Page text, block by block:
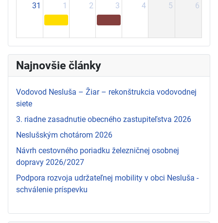
31 1 2 3 4 5 6
Najnovšie články
Vodovod Nesluša – Žiar – rekonštrukcia vodovodnej
siete
3. riadne zasadnutie obecného zastupiteľstva 2026
Neslušským chotárom 2026
Návrh cestovného poriadku železničnej osobnej
dopravy 2026/2027
Podpora rozvoja udržateľnej mobility v obci Nesluša -
schválenie príspevku